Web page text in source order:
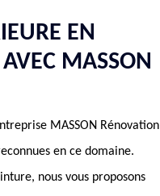
EN
MASSON
MASSON Rénovation
en ce domaine.
nous vous proposons